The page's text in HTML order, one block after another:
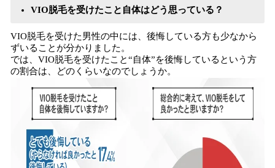
VIO脱毛を受けたこと自体はどう思っている？
VIO脱毛を受けた男性の中には、後悔している方も少なから
ずいることが分かりました。
では、VIO脱毛を受けたこと“自体”を後悔しているという方
の割合は、どのくらいなのでしょうか。